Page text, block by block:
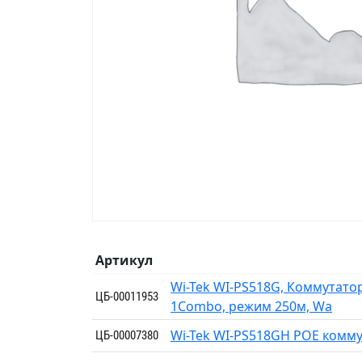
Артикул
ЦБ-00011953
Wi-Tek WI-PS518G,
1Combo, режим 250м, Wa
ЦБ-00007380 Wi-Tek WI-PS518GH POE